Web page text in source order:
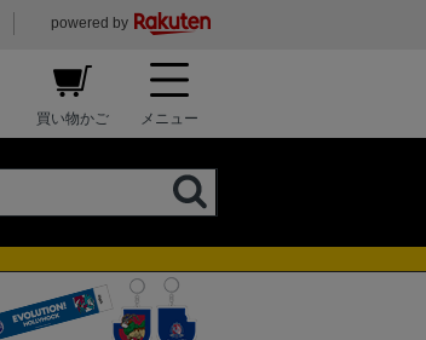
powered by
買い物かご メニュー